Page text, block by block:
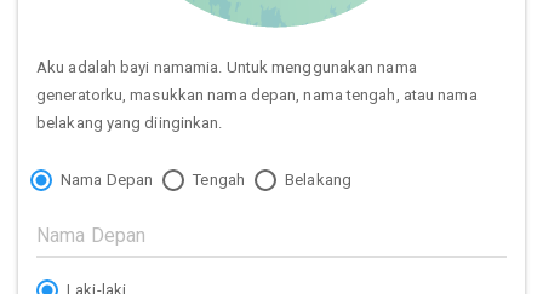
Aku adalah bayi namamia. Untuk menggunakan nama
generatorku, masukkan nama depan, nama tengah, atau nama
belakang yang diinginkan.
Nama Depan Tengah Belakang
Laki-laki